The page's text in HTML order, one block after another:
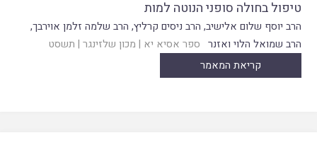
טיפול בחולה סופני הנוטה למות
הרב יוסף שלום אלישיב, הרב ניסים קרליץ, הרב שלמה זלמן אוירבך,
הרב שמואל הלוי ואזנר ספר אסיא יא | מכון שלזינגר | תשסט
קריאת המאמר